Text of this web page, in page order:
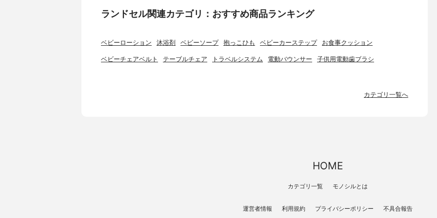
ランドセル関連カテゴリ：おすすめ商品ランキング
ベビーローション 沐浴剤 ベビーソープ 抱っこひも ベビーカーステップ お食事クッション
ベビーチェアベルト テーブルチェア トラベルシステム 電動バウンサー 子供用電動歯ブラシ
カテゴリ一覧へ
HOME
カテゴリ一覧 モノシルとは
運営者情報 利用規約 プライバシーポリシー 不具合報告